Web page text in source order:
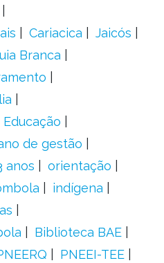
Cariacica
Jaicós
Branca
de gestão
anos
orientação
indígena
Biblioteca BAE
PNEEI-TEE